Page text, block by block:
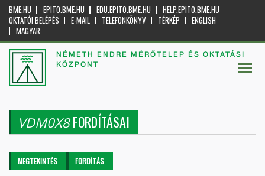
BME.HU EPITO.BME.HU EDU.EPITO.BME.HU
HELP.EPITO.BME.HU
OKTATÓI BELÉPÉS
E-MAIL TELEFONKÖNYV TÉRKÉP
ENGLISH
MAGYAR
NÉMETH ENDRE MÉRŐTELEP ÉS OKTATÁSI
KÖZPONT
VDM0X8FORDÍTÁSAI
Elsődleges fülek
MEGTEKINTÉS FORDÍTÁS